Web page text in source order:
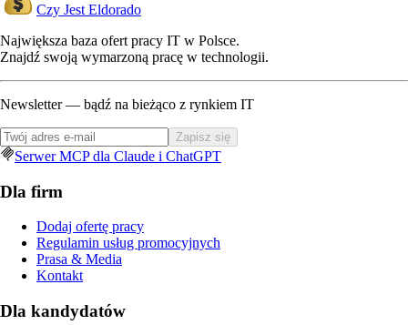
Czy Jest Eldorado
Największa baza ofert pracy IT w Polsce.
Znajdź swoją wymarzoną pracę w technologii.
Newsletter — bądź na bieżąco z rynkiem IT
Zapisz się
Serwer MCP dla Claude i ChatGPT
Dla firm
Dodaj ofertę pracy
Regulamin usług promocyjnych
Prasa & Media
Kontakt
Dla kandydatów